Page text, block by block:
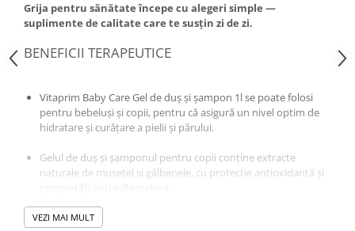
Grija pentru sănătate începe cu alegeri simple —
suplimente de calitate care te susțin zi de zi.
BENEFICII TERAPEUTICE
Vitaprim Baby Care Gel de duș și șampon 1l se poate folosi
pentru bebeluși și copii, pentru că asigură un nivel optim de
hidratare și curățare a pielii și părului.
Gelul de duș și șamponul pentru copii conține extracte
naturale de mușețel și gălbenele, cu protecție antioxidantă și
Pielea bebelușului rămâne curată, netedă și catifelată, cu
VEZI MAI MULT